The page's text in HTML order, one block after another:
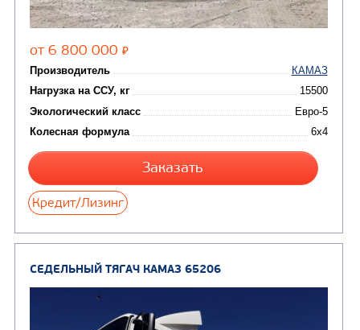
Цена по запросу
Производитель
Нагрузка на ССУ, кг
Экологический класс
Колесная формула